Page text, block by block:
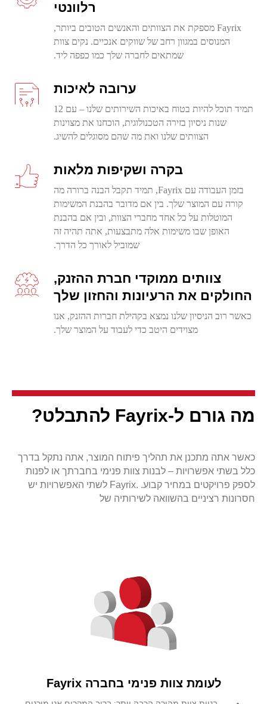
רלוונטי
Fayrix מספקת את הצוותים והאנשים הטובים ביותר,
המנוסים במגוון רחב של שווקים אנכיים. נקים צוות
שמתאים לחברה שלך כמו כפפה ליד.
ערובה לאיכות
תמיד תוכל להיות בטוח באיכות השירותים שלנו – עם 12
שנות ניסיון בזירה הטכנולוגית, הוכחנו את מצוינות
הצוותים שלנו ואת מה שהם מסוגלים להשיג.
בקרה ושקיפות מלאות
בזמן העבודה עם Fayrix, תמיד תקבל הבנה ברורה מה
קורה עם המוצר שלך. בין אם מדובר בהבנת המשימות
המוטלות על כל אחד מחברי הצוות, ובין אם בהבנת
האופן שבו משימות אלה מתבצעות, אתה תהיה זה
שמוביל לאורך כל הדרך.
צוותים ממוקדי חברת ההזנק,
החולקים את הרעיונות והחזון שלך
כאשר רוב הניסיון שלנו נמצא בקהילת חברות ההזנק, אנו
מצוידים היטב כדי לעבוד על המוצר שלך.
מה גורם ל-Fayrix להתבלט?
כאשר אתה מתכנן את תהליך פיתוח המוצר, אתה נתקל בדרך
כלל בשתי אפשרויות – לבנות צוות פנימי בחברתך או לפנות
לספק פרויקטים במחיר קבוע. .Fayrix לשתי האפשרויות יש
חסרונות רציניים בהשוואה לשירותיה של
לעומת צוות פנימי בחברהFayrix